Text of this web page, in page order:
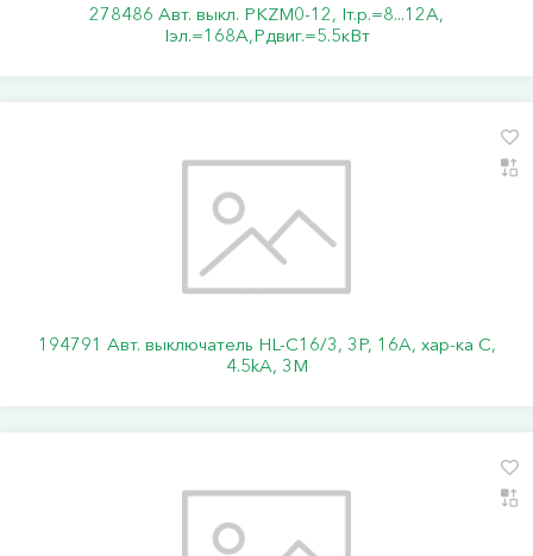
278486 Авт. выкл. PKZM0-12, Iт.р.=8...12А,
Iэл.=168А,Pдвиг.=5.5кВт
194791 Авт. выключатель HL-C16/3, 3P, 16A, хар-ка C,
4.5kA, 3M